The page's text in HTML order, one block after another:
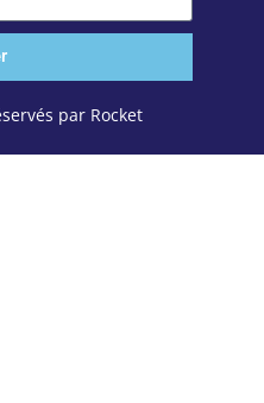
par Rocket